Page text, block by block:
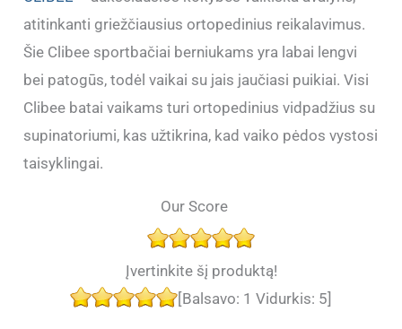
atitinkanti griežčiausius ortopedinius reikalavimus.
Šie Clibee sportbačiai berniukams yra labai lengvi
bei patogūs, todėl vaikai su jais jaučiasi puikiai. Visi
Clibee batai vaikams turi ortopedinius vidpadžius su
supinatoriumi, kas užtikrina, kad vaiko pėdos vystosi
taisyklingai.
Our Score
Įvertinkite šį produktą!
[Balsavo: 1 Vidurkis: 5]